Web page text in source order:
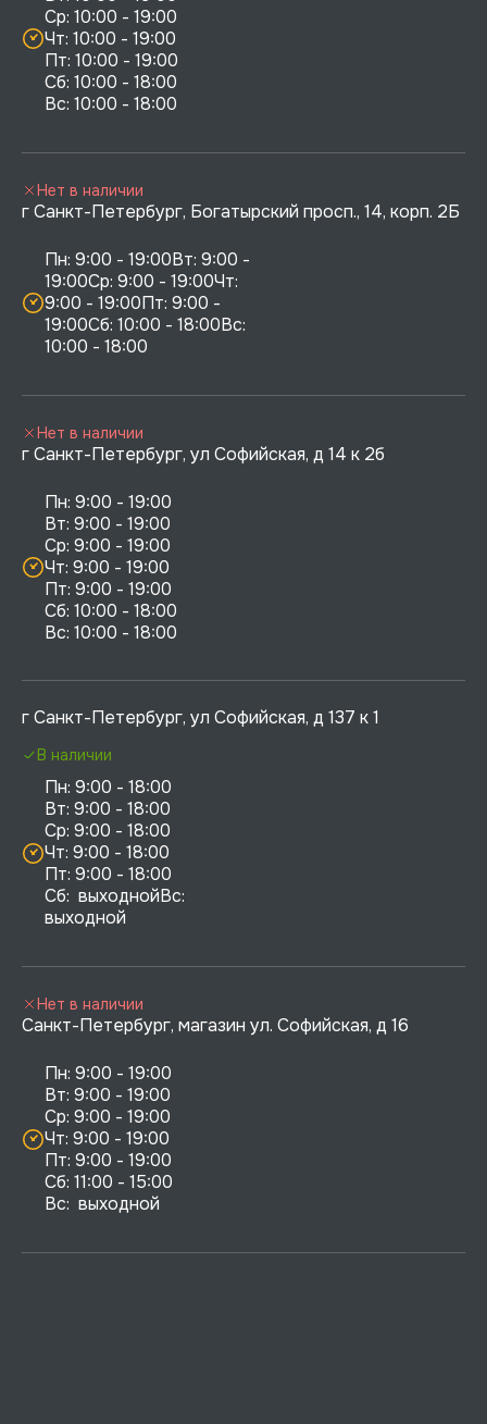
Ср: 10:00 - 19:00
Чт: 10:00 - 19:00
Пт: 10:00 - 19:00
Сб: 10:00 - 18:00
г Санкт-Петербург, Богатырский просп., 14, корп. 2Б
Пн: 9:00 - 19:00Вт: 9:00 -
19:00Ср: 9:00 - 19:00Чт:
9:00 - 19:00Пт: 9:00 -
19:00Сб: 10:00 - 18:00Вс:
10:00 - 18:00
Нет в наличии
г Санкт-Петербург, ул Софийская, д 14 к 2б
Пн: 9:00 - 19:00
Вт: 9:00 - 19:00
Ср: 9:00 - 19:00
Чт: 9:00 - 19:00
Пт: 9:00 - 19:00
Сб: 10:00 - 18:00
Нет в наличии
г Санкт-Петербург, ул Софийская, д 137 к 1
Пн: 9:00 - 18:00
Вт: 9:00 - 18:00
Ср: 9:00 - 18:00
Чт: 9:00 - 18:00
Пт: 9:00 - 18:00
Сб:  выходнойВс:
выходной
В наличии
Санкт-Петербург, магазин ул. Софийская, д 16
Пн: 9:00 - 19:00
Вт: 9:00 - 19:00
Ср: 9:00 - 19:00
Чт: 9:00 - 19:00
Пт: 9:00 - 19:00
Сб: 11:00 - 15:00
Вс:  выходной
Нет в наличии